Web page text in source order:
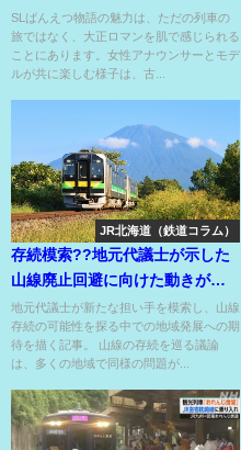
人 C57」
SLばんえつ物語の魅力は、ただの列車の
旅ではなく、大正ロマンを肌で感じられる
ことにあります。女性アナウンサーとモデ
ルが共に楽しむ様子は、古...
JR北海道（鉄道コラム）
存続模索??地元代議士が示した
山線廃止回避に向けた動きが始
動??
地元代議士が新たな担い手を模索し、山線
存続の可能性を探る中での地域発展への期
待を描く記事。 山線の存続を巡る議論
は、多くの地域で同様の問題が...